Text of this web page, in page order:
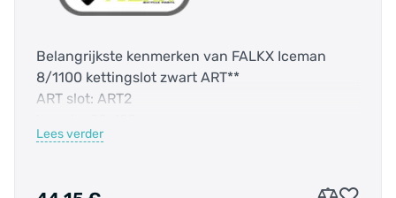
Belangrijkste kenmerken van FALKX Iceman
8/1100 kettingslot zwart ART**
ART slot: ART2
Merk: Falkx
Lees verder